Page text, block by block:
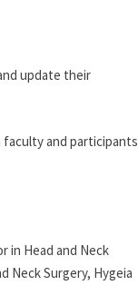
update their
and participants
in Head and Neck
Neck Surgery, Hygeia